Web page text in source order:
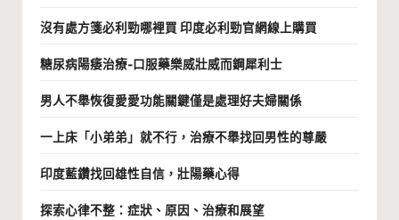
沒有處方箋必利勁哪裡買 印度必利勁官網線上購買
糖尿病陽痿治療-口服藥樂威壯威而鋼犀利士
男人不舉恢復愛愛功能關鍵僅是處理好夫婦關係
一上床「小弟弟」就不行，治療不舉找回男性的尊嚴
印度藍鑽找回雄性自信，壯陽藥心得
探索心律不整：症狀、原因、治療和展望